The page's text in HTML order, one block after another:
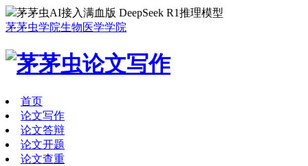
茅茅虫AI接入满血版 DeepSeek R1推理模型
茅茅虫学院生物医学学院
首页
论文写作
论文答辩
论文开题
论文查重